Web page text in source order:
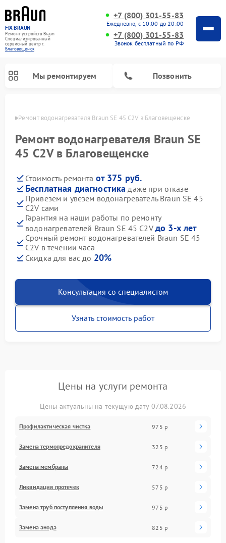
FIX-BRAUN
Ремонт устройств Braun
Специализированный
cервисный центр г.
Благовещенск
+7 (800) 301-55-83
Ежедневно, с 10:00 до 20:00
+7 (800) 301-55-83
Звонок бесплатный по РФ
Мы ремонтируем Позвонить
Ремонт водонагревателя Braun SE 45 C2V в Благовещенске
Ремонт водонагревателя Braun SE
45 C2V в Благовещенске
Стоимость ремонта от 375 руб.
Бесплатная диагностика даже при отказе
Привезем и увезем водонагреватель Braun SE 45
C2V сами
Гарантия на наши работы по ремонту
водонагревателей Braun SE 45 C2V до 3-х лет
Срочный ремонт водонагревателей Braun SE 45
C2V в течении часа
Скидка для вас до 20%
Консультация со специалистом
Узнать стоимость работ
Цены на услуги ремонта
Цены актуальны на текущую дату 07.08.2026
Профилактическая чистка 975 р
Замена термопредохранителя 325 р
Замена мембраны 724 р
Ликвидация протечек 575 р
Замена труб поступления воды 975 р
Замена анода 825 р